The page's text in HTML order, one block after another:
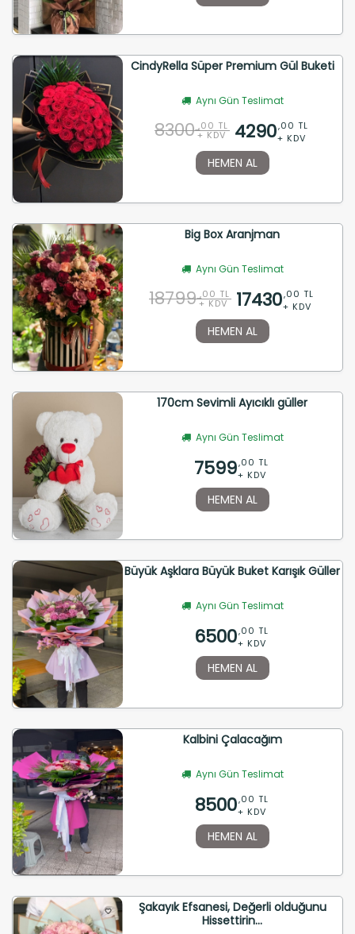
CindyRella Süper Premium Gül Buketi
Aynı Gün Teslimat
8300 ,00 TL
+ KDV 4290,00 TL
+ KDV
HEMEN AL
Big Box Aranjman
Aynı Gün Teslimat
18799 ,00 TL
+ KDV 17430,00 TL
+ KDV
HEMEN AL
170cm Sevimli Ayıcıklı güller
Aynı Gün Teslimat
7599,00 TL
+ KDV
HEMEN AL
Büyük Aşklara Büyük Buket Karışık Güller
Aynı Gün Teslimat
6500,00 TL
+ KDV
HEMEN AL
Kalbini Çalacağım
Aynı Gün Teslimat
8500,00 TL
+ KDV
HEMEN AL
Şakayık Efsanesi, Değerli olduğunu
Hissettirin...